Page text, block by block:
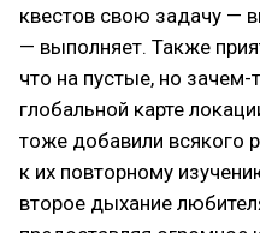
квестов свою задачу —
— выполняет. Также
что на пустые, но
глобальной карте
тоже добавили всякого
к их повторному
второе дыхание